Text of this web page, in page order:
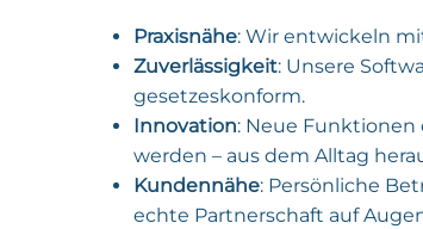
Praxisnähe: Wir entwickeln
Zuverlässigkeit: Unsere
gesetzeskonform.
Innovation: Neue
werden – aus dem Alltag
Kundennähe: Persönliche
echte Partnerschaft auf